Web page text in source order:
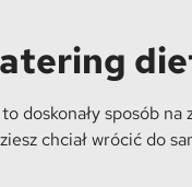
doskonały sposób
chciał wrócić do